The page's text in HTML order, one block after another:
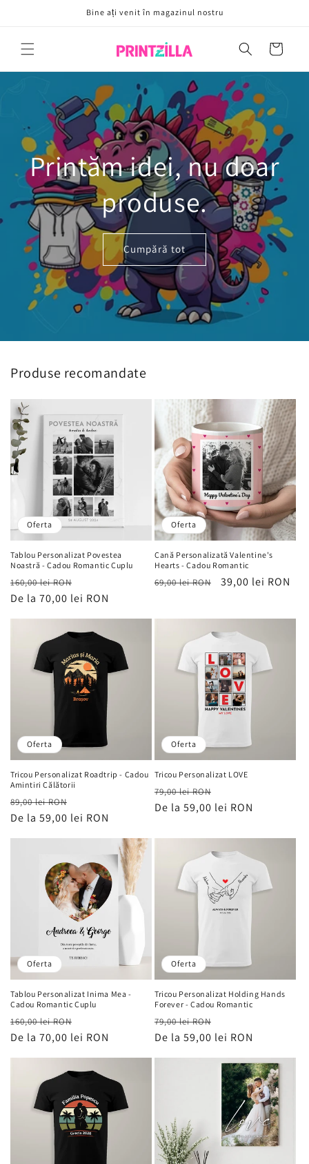
Bine ați venit în magazinul nostru
Coș
Printăm idei, nu doar
produse.
Cumpără tot
Produse recomandate
Oferta
Tablou Personalizat Povestea
Noastră - Cadou Romantic Cuplu
Preț
obișnuit
160,00 lei RON
de
De la 70,00 lei RON
Oferta
Cană Personalizată Valentine's
Hearts - Cadou Romantic
Preț
69,00 lei RON
Preț
39,00 lei RON
Oferta
Tricou Personalizat Roadtrip - Cadou
Amintiri Călătorii
Preț
obișnuit
89,00 lei RON
de
De la 59,00 lei RON
Oferta
Tricou Personalizat LOVE
Preț
obișnuit
79,00 lei RON
de
De la 59,00 lei RON
Oferta
Tablou Personalizat Inima Mea -
Cadou Romantic Cuplu
Preț
obișnuit
160,00 lei RON
de
De la 70,00 lei RON
Oferta
Tricou Personalizat Holding Hands
Forever - Cadou Romantic
Preț
obișnuit
79,00 lei RON
de
De la 59,00 lei RON